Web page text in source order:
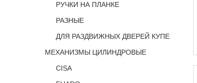
РУЧКИ НА ПЛАНКЕ
РАЗНЫЕ
ДЛЯ РАЗДВИЖНЫХ ДВЕРЕЙ КУПЕ
МЕХАНИЗМЫ ЦИЛИНДРОВЫЕ
CISA